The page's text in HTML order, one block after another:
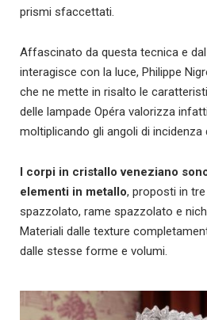
prismi sfaccettati.
Affascinato da questa tecnica e
interagisce con la luce, Philippe
che ne mette in risalto le
delle lampade Opéra valorizza
moltiplicando gli angoli di incidenza
I corpi in cristallo veneziano
elementi in metallo, proposti in
spazzolato, rame spazzolato e
Materiali dalle texture
dalle stesse forme e volumi.